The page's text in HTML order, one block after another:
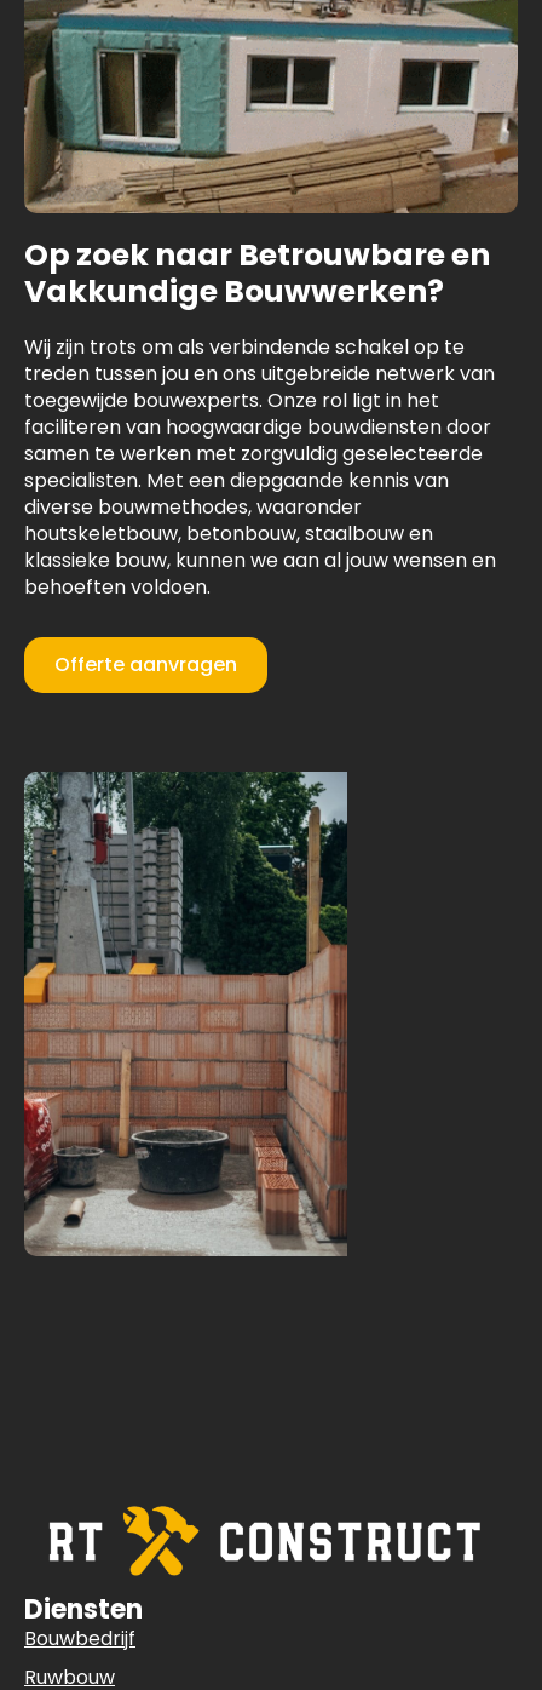
Op zoek naar Betrouwbare en
Vakkundige Bouwwerken?
Wij zijn trots om als verbindende schakel op te
treden tussen jou en ons uitgebreide netwerk van
toegewijde bouwexperts. Onze rol ligt in het
faciliteren van hoogwaardige bouwdiensten door
samen te werken met zorgvuldig geselecteerde
specialisten. Met een diepgaande kennis van
diverse bouwmethodes, waaronder
houtskeletbouw, betonbouw, staalbouw en
klassieke bouw, kunnen we aan al jouw wensen en
behoeften voldoen.
Offerte aanvragen
Diensten
Bouwbedrijf
Ruwbouw